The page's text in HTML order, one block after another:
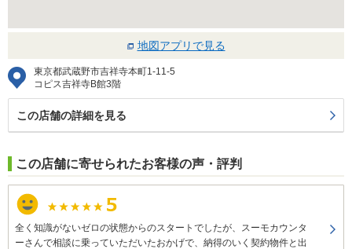
地図アプリで見る
東京都武蔵野市吉祥寺本町1-11-5
コピス吉祥寺B館3階
この店舗の詳細を見る
この店舗に寄せられたお客様の声・評判
全く知識がないゼロの状態からのスタートでしたが、スーモカウンタ
ーさんで相談に乗っていただいたおかげで、納得のいく契約物件と出